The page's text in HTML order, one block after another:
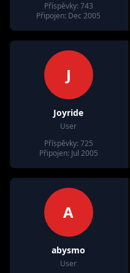
Příspěvky: 743
Připojen: Dec 2005
J
Joyride
User
Příspěvky: 725
Připojen: Jul 2005
A
abysmo
User